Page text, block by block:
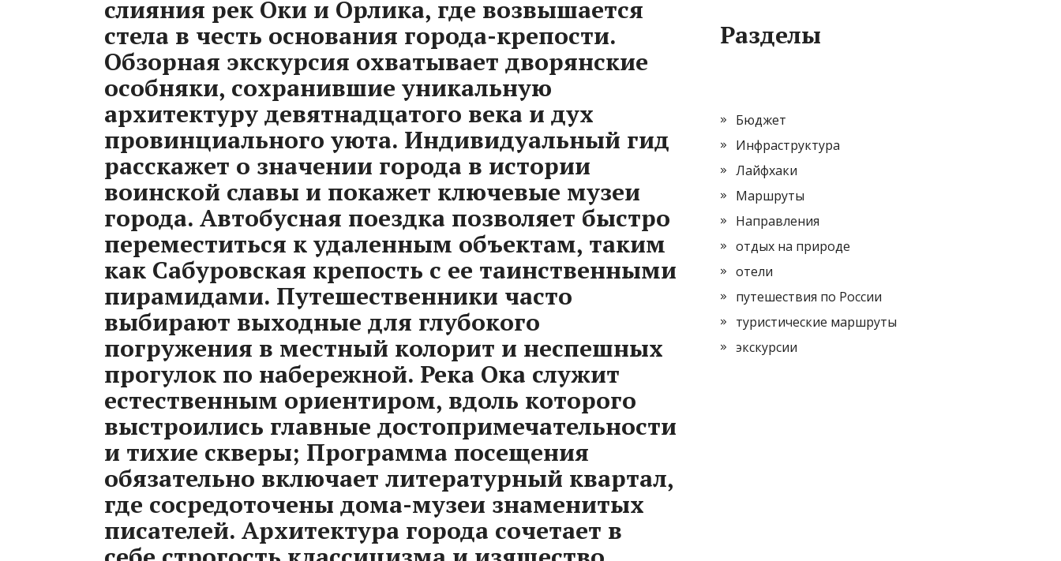
слияния рек Оки и Орлика, где возвышается
стела в честь основания города-крепости.
Обзорная экскурсия охватывает дворянские
особняки, сохранившие уникальную
архитектуру девятнадцатого века и дух
провинциального уюта. Индивидуальный гид
расскажет о значении города в истории
воинской славы и покажет ключевые музеи
города. Автобусная поездка позволяет быстро
переместиться к удаленным объектам, таким
как Сабуровская крепость с ее таинственными
пирамидами. Путешественники часто
выбирают выходные для глубокого
погружения в местный колорит и неспешных
прогулок по набережной. Река Ока служит
естественным ориентиром, вдоль которого
выстроились главные достопримечательности
и тихие скверы; Программа посещения
обязательно включает литературный квартал,
где сосредоточены дома-музеи знаменитых
писателей. Архитектура города сочетает в
Разделы
Бюджет
Инфраструктура
Лайфхаки
Маршруты
Направления
отдых на природе
отели
путешествия по России
туристические маршруты
экскурсии